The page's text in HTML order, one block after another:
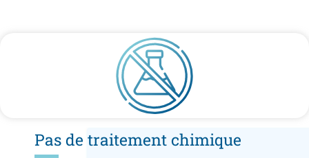
Pas de traitement chimique ​